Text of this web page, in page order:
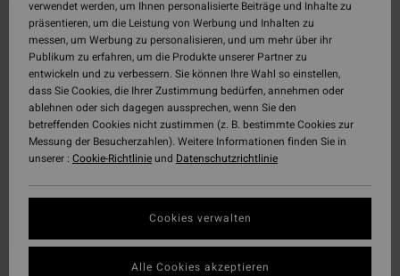
verwendet werden, um Ihnen personalisierte Beiträge und Inhalte zu
präsentieren, um die Leistung von Werbung und Inhalten zu
messen, um Werbung zu personalisieren, und um mehr über ihr
Publikum zu erfahren, um die Produkte unserer Partner zu
entwickeln und zu verbessern. Sie können Ihre Wahl so einstellen,
dass Sie Cookies, die Ihrer Zustimmung bedürfen, annehmen oder
ablehnen oder sich dagegen aussprechen, wenn Sie den
betreffenden Cookies nicht zustimmen (z. B. bestimmte Cookies zur
Messung der Besucherzahlen). Weitere Informationen finden Sie in
unserer : Cookie-Richtlinieund Datenschutzrichtlinie
Cookies verwalten
Alle Cookies akzeptieren